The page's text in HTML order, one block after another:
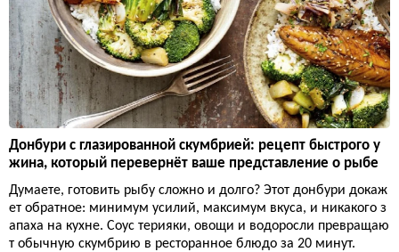
Донбури с глазированной скумбрией: рецепт быстрого у
жина, который перевернёт ваше представление о рыбе
Думаете, готовить рыбу сложно и долго? Этот донбури докаж
ет обратное: минимум усилий, максимум вкуса, и никакого з
апаха на кухне. Соус терияки, овощи и водоросли превращаю
т обычную скумбрию в ресторанное блюдо за 20 минут.